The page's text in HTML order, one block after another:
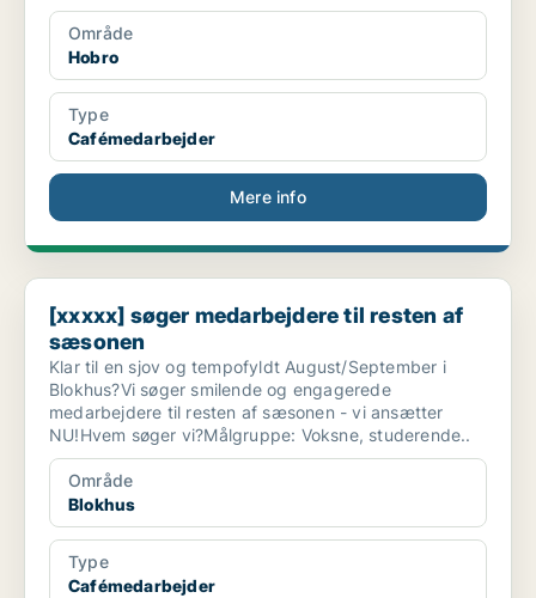
Område
Hobro
Type
Cafémedarbejder
Mere info
[xxxxx] søger medarbejdere til resten af sæsonen
[xxxxx] søger medarbejdere til resten af
sæsonen
Klar til en sjov og tempofyldt August/September i
Blokhus?Vi søger smilende og engagerede
medarbejdere til resten af sæsonen - vi ansætter
NU!Hvem søger vi?Målgruppe: Voksne, studerende..
Område
Blokhus
Type
Cafémedarbejder